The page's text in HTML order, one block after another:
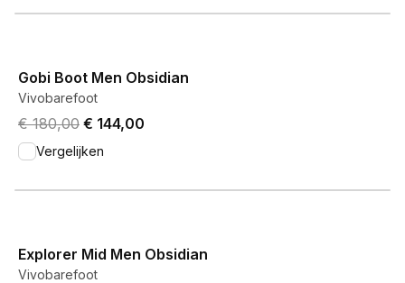
Gobi Boot Men Obsidian
Vivobarefoot
Original price was € 180,00.
€ 180,00 Current price is € 144,00.
€ 144,00
Vergelijken
Explorer Mid Men Obsidian
Vivobarefoot